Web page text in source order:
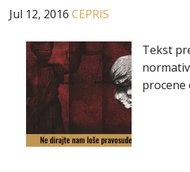
Jul 12, 2016 CEPRIS
Tekst
procene